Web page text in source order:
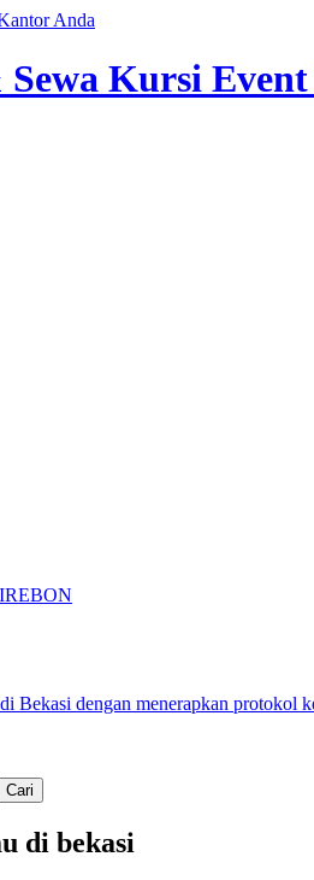
Sewa Kursi
Bekasi dengan menerapkan protokol
di bekasi